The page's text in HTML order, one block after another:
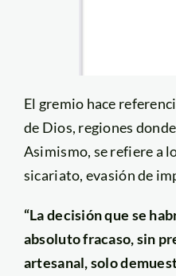
El gremio hace
de Dios, regiones
Asimismo, se refiere a
sicariato, evasión de
“La decisión que se
absoluto fracaso, sin
artesanal, solo